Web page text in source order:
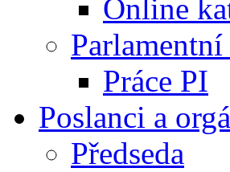
Online
Práce PI
Poslanci a
Předseda